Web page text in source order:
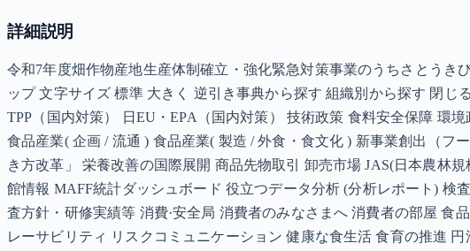
詳細説明
令和7年度畑作物産地生産体制確立・強化緊急対策事業のうちさとうき
ップ 文字サイズ 標準 大きく 逆引き事典から探す 組織別から探す 閉
TPP（国内対策） 日EU・EPA（国内対策） 技術政策 食料安全保障 環
食品産業( 企画 / 流通 ) 食品産業( 製造 / 外食・食文化 ) 新事業創出（フ
き方改革」 栄養改善の国際展開 商品先物取引 卸売市場 JAS(日本農林
館情報 MAFF統計ダッシュボード 役立つデータ分析 (分析レポート) 検
査方針・研修実績等 消費·安全局 消費者のみなさまへ 消費者の部屋 食
レーサビリティ リスクコミュニケーション 健康な食生活 食育の推進